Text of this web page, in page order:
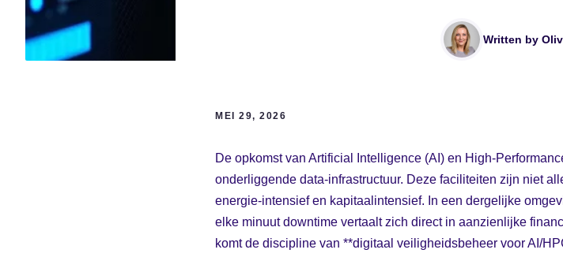
Written by
MEI 29, 2026
De opkomst van Artificial Intelligence (AI) en High-
onderliggende data-infrastructuur. Deze faciliteiten zijn niet
energie-intensief en kapitaalintensief. In een dergelijke
elke minuut downtime vertaalt zich direct in aanzienlijke
komt de discipline van **digitaal veiligheidsbeheer voor AI/